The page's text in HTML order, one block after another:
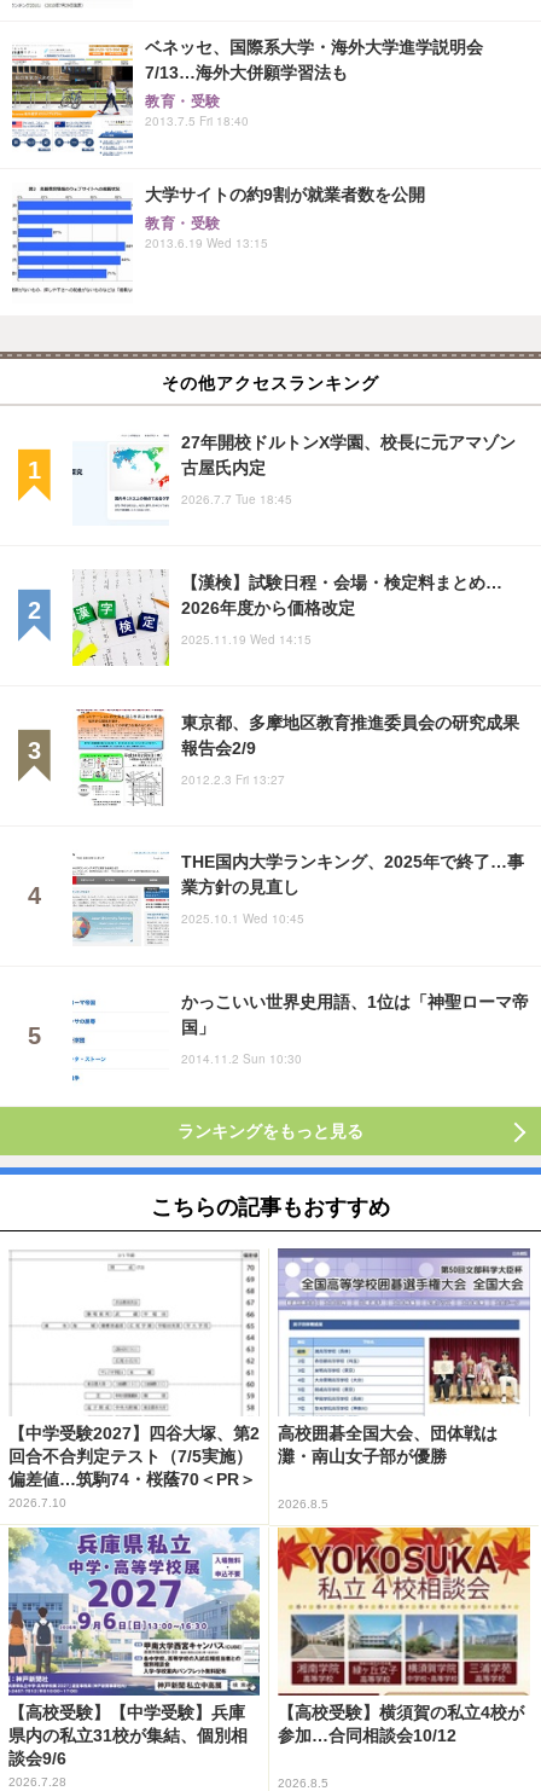
ベネッセ、国際系大学・海外大学進学説明会
7/13…海外大併願学習法も
教育・受験
2013.7.5 Fri 18:40
大学サイトの約9割が就業者数を公開
教育・受験
2013.6.19 Wed 13:15
その他アクセスランキング
27年開校ドルトンX学園、校長に元アマゾン
古屋氏内定
2026.7.7 Tue 18:45
【漢検】試験日程・会場・検定料まとめ…
2026年度から価格改定
2025.11.19 Wed 14:15
東京都、多摩地区教育推進委員会の研究成果
報告会2/9
2012.2.3 Fri 13:27
THE国内大学ランキング、2025年で終了…事
業方針の見直し
2025.10.1 Wed 10:45
かっこいい世界史用語、1位は「神聖ローマ帝
国」
2014.11.2 Sun 10:30
ランキングをもっと見る
こちらの記事もおすすめ
【中学受験2027】四谷大塚、第2
回合不合判定テスト（7/5実施）
偏差値…筑駒74・桜蔭70＜PR＞
2026.7.10
高校囲碁全国大会、団体戦は
灘・南山女子部が優勝
2026.8.5
【高校受験】【中学受験】兵庫
県内の私立31校が集結、個別相
談会9/6
2026.7.28
【高校受験】横須賀の私立4校が
参加…合同相談会10/12
2026.8.5